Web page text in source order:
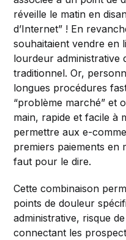
réveille le matin en
d’Internet” ! En
souhaitaient vendre en
lourdeur administrative
traditionnel. Or,
longues procédures
“problème marché” et
main, rapide et facile
permettre aux e-
premiers paiements en
faut pour le dire.
Cette combinaison
points de douleur
administrative, risque
connectant les